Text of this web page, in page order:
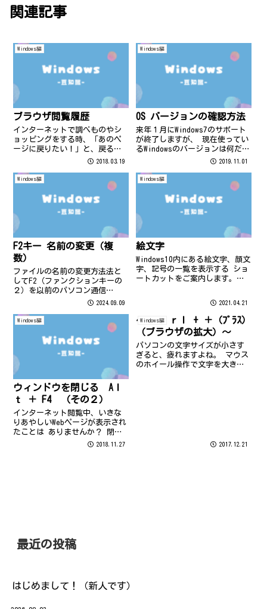
関連記事
Windows編
ブラウザ閲覧履歴
インターネットで調べものやシ
ョッピングをする時、「あのペ
ージに戻りたい！」と、戻るボ
タンを何度もクリックして戻っ
「edge」では左上の戻るボタン
の上で右クリックをするだけで
履歴の一覧が表示でき、一気に
戻る事ができるん...
2018.03.19
Windows編
OS バージョンの確認方法
来年１月にWindows7のサポート
が終了しますが、 現在使ってい
るWindowsのバージョンは何だろ
う？って思ったことはないでし
りますよ♪ ⇓ 「winver」と
入力し、「OK」をクリック ⇓
Window...
2019.11.01
Windows編
F2キー 名前の変更（複
数）
ファイルの名前の変更方法法と
してF2（ファンクションキーの
２）を以前のパソコン通信
（Vol.90）で紹介しておりま
変更する方法です♪写真のファ
イルは特にアルファベットと数
字で何の写真なのかわかりにく
いことがありま...
2024.09.09
Windows編
絵文字
Windows10内にある絵文字、顔文
字、記号の一覧を表示する ショ
ートカットをご案内します。
字を 入力することができます
よ。 絵文字が入るとかわいらし
い文書になります...
2021.04.21
Windows編
ウィンドウを閉じる Aｌ
ｔ ＋ F4 （その２）
インターネット閲覧中、いきな
りあやしいWebページが表示され
たことは ありませんか？ 閉じ
たいけど、【x】ボタンが見当た
2018.11.27
Windows編
～ ｃｔｒｌ + ＋（ﾌﾟﾗｽ）
（ブラウザの拡大）～
パソコンの文字サイズが小さす
ぎると、疲れますよね。 マウス
のホイール操作で文字を大きく
2017.12.21
最近の投稿
はじめまして！（新人です）